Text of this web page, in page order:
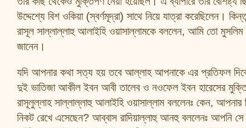
উদ্দেশ্যে বিশ ওকিয়া (স্বর্ণমূদ্রা) সাথে নিয়ে যাত্রা
রাসূল সাল্লাল্লাহু আলাইহি ওয়াসাল্লামকে বললেন, আমি তো
জানেন।
যদি আপনার কথা সত্য হয় তবে আল্লাহ আপনাকে এর প্রতিফল
দুই ভাতিজা আকীল ইবন আবী তালেব ও নওফেল ইবন হারেসের
রাসূলুল্লাহ সাল্লাল্লাহু আলাইহি ওয়াসাল্লাম বললেনঃ কেন,
নিকট রেখে এসেছেন? আব্বাস রাদিয়াল্লাহু আনহু বললেনঃ আপনি